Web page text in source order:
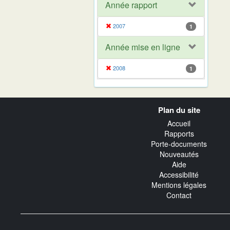
Année rapport
2007 1
Année mise en ligne
2008 1
Plan du site
Accueil
Rapports
Porte-documents
Nouveautés
Aide
Accessibilité
Mentions légales
Contact